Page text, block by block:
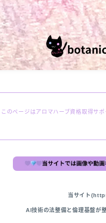
このページはアロマハーブ資格取得サ
当サイト
AI技術の法整備と倫理基盤が